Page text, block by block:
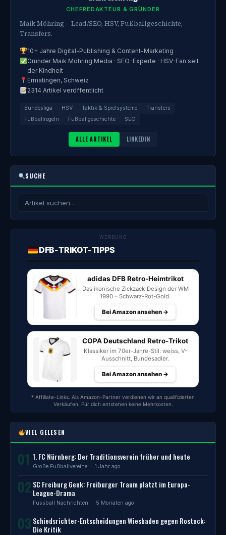
CHEFREDAKTEUR & GRÜNDER
Maik Möhring – Lead/SEO, HSV, Fußballgeschichte,
Transfers.
10+ Jahre Digital-Publishing & Content-Marketing
Gründer Maik Möhring Media · SEO-Experte · HSV-Fan seit
der Kindheit
Ermatingen, Schweiz
2314 Artikel veröffentlicht
Bundesliga HSV Taktik & Spielsysteme
Transfers
Fußballregeln
Fußballgeschichte SEO
ALLE ARTIKEL LINKEDIN
SUCHE
WERBUNG
DFB-TRIKOT-TIPPS
adidas DFB Retro-Heimtrikot
Das ikonische Zickzack-Design der WM
1990 – Schwarz-Rot-Gold.
Bei Amazon ansehen →
COPA Deutschland Retro-Trikot
Klassiker im 70er-Jahre-Stil: weiss, V-
Ausschnitt, Bundesadler.
Bei Amazon ansehen →
* Affiliate-Links. Als Amazon-Partner verdienen wir an qualifizierten
Verkäufen. Für dich entstehen keine Mehrkosten.
VIEL GELESEN
01 1. FC Nürnberg: Der Traditionsverein früher und heute
Große Fußballvereine · 1 Jahr ago
02 SC Freiburg Genk: Freiburger Traum platzt im Europa-
League-Drama
Fussball Nachrichten · 5 Monaten ago
03 Schiedsrichter-Entscheidungen Wiesbaden gegen Rostock:
Die Kritik